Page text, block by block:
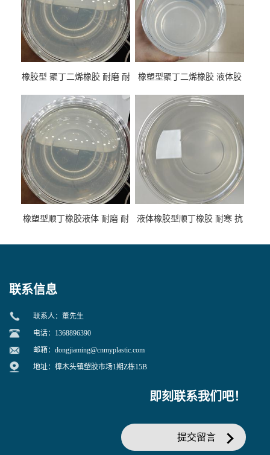
橡胶型 聚丁二烯橡胶 耐磨 耐
性
橡塑型聚丁二烯橡胶 液体胶
专用
橡塑型顺丁橡胶液体 耐磨 耐
液体橡胶型顺丁橡胶 耐寒 抗
联系信息
联系人：董先生
电话：1368896390
邮箱： dongjiaming@cnmyplastic.com
地址：樟木头镇塑胶市场1期Z栋15B
即刻联系我们吧！
提交留言